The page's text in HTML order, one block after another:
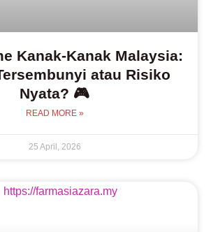
Kanak-Kanak Malaysia:
atau Risiko
Nyata? 🎮
READ MORE »
25 April, 2026